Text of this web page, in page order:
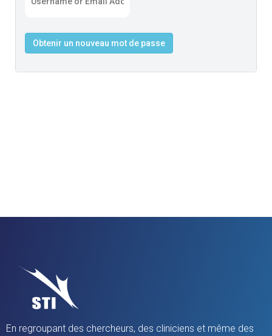
Obtenir un nouveau mot de passe
En regroupant des chercheurs, des cliniciens et même des